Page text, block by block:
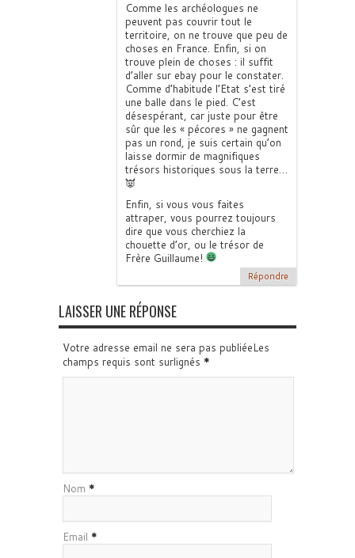
Comme les archéologues ne
peuvent pas couvrir tout le
territoire, on ne trouve que peu de
choses en France. Enfin, si on
trouve plein de choses : il suffit
d’aller sur ebay pour le constater.
Comme d’habitude l’Etat s’est tiré
une balle dans le pied. C’est
désespérant, car juste pour être
sûr que les « pécores » ne gagnent
pas un rond, je suis certain qu’on
laisse dormir de magnifiques
trésors historiques sous la terre…
👿
Enfin, si vous vous faites
attraper, vous pourrez toujours
dire que vous cherchiez la
chouette d’or, ou le trésor de
Frère Guillaume!
Répondre
LAISSER UNE RÉPONSE
Votre adresse email ne sera pas publiéeLes
champs requis sont surlignés *
Nom *
Email *